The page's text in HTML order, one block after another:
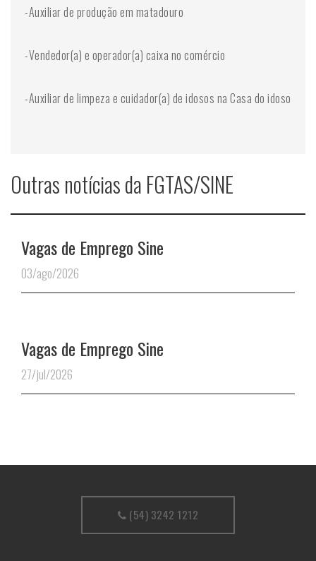
-Auxiliar de produção em matadouro
-Vendedor(a) e operador(a) caixa no comércio
-Auxiliar de limpeza e cuidador(a) de idosos na Casa do idoso
Outras notícias da FGTAS/SINE
Vagas de Emprego Sine
03/ago/2026
Vagas de Emprego Sine
27/jul/2026
(54) 3242 1212